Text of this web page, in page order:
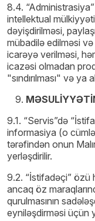
8.4.
intellektual mülkiyyəti
dəyişdirilməsi,
mübadilə edilməsi
icarəyə verilməsi,
icazəsi olmadan
"sındırılması" və ya
9.1. “Servis”də
informasiya (o
tərəfindən onun
yerləşdirilir.
9.2. “İstifadəçi” özü
ancaq öz
qurulmasının
eyniləşdirməsi üçün